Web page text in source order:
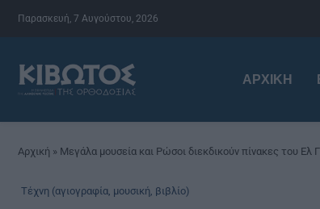
Παρασκευή, 7 Αυγούστου, 2026
ΑΡΧΙΚΉ
Αρχική » Μεγάλα μουσεία και Ρώσοι διεκδικούν πίνακες του Ελ
Τέχνη (αγιογραφία, μουσική, βιβλίο)